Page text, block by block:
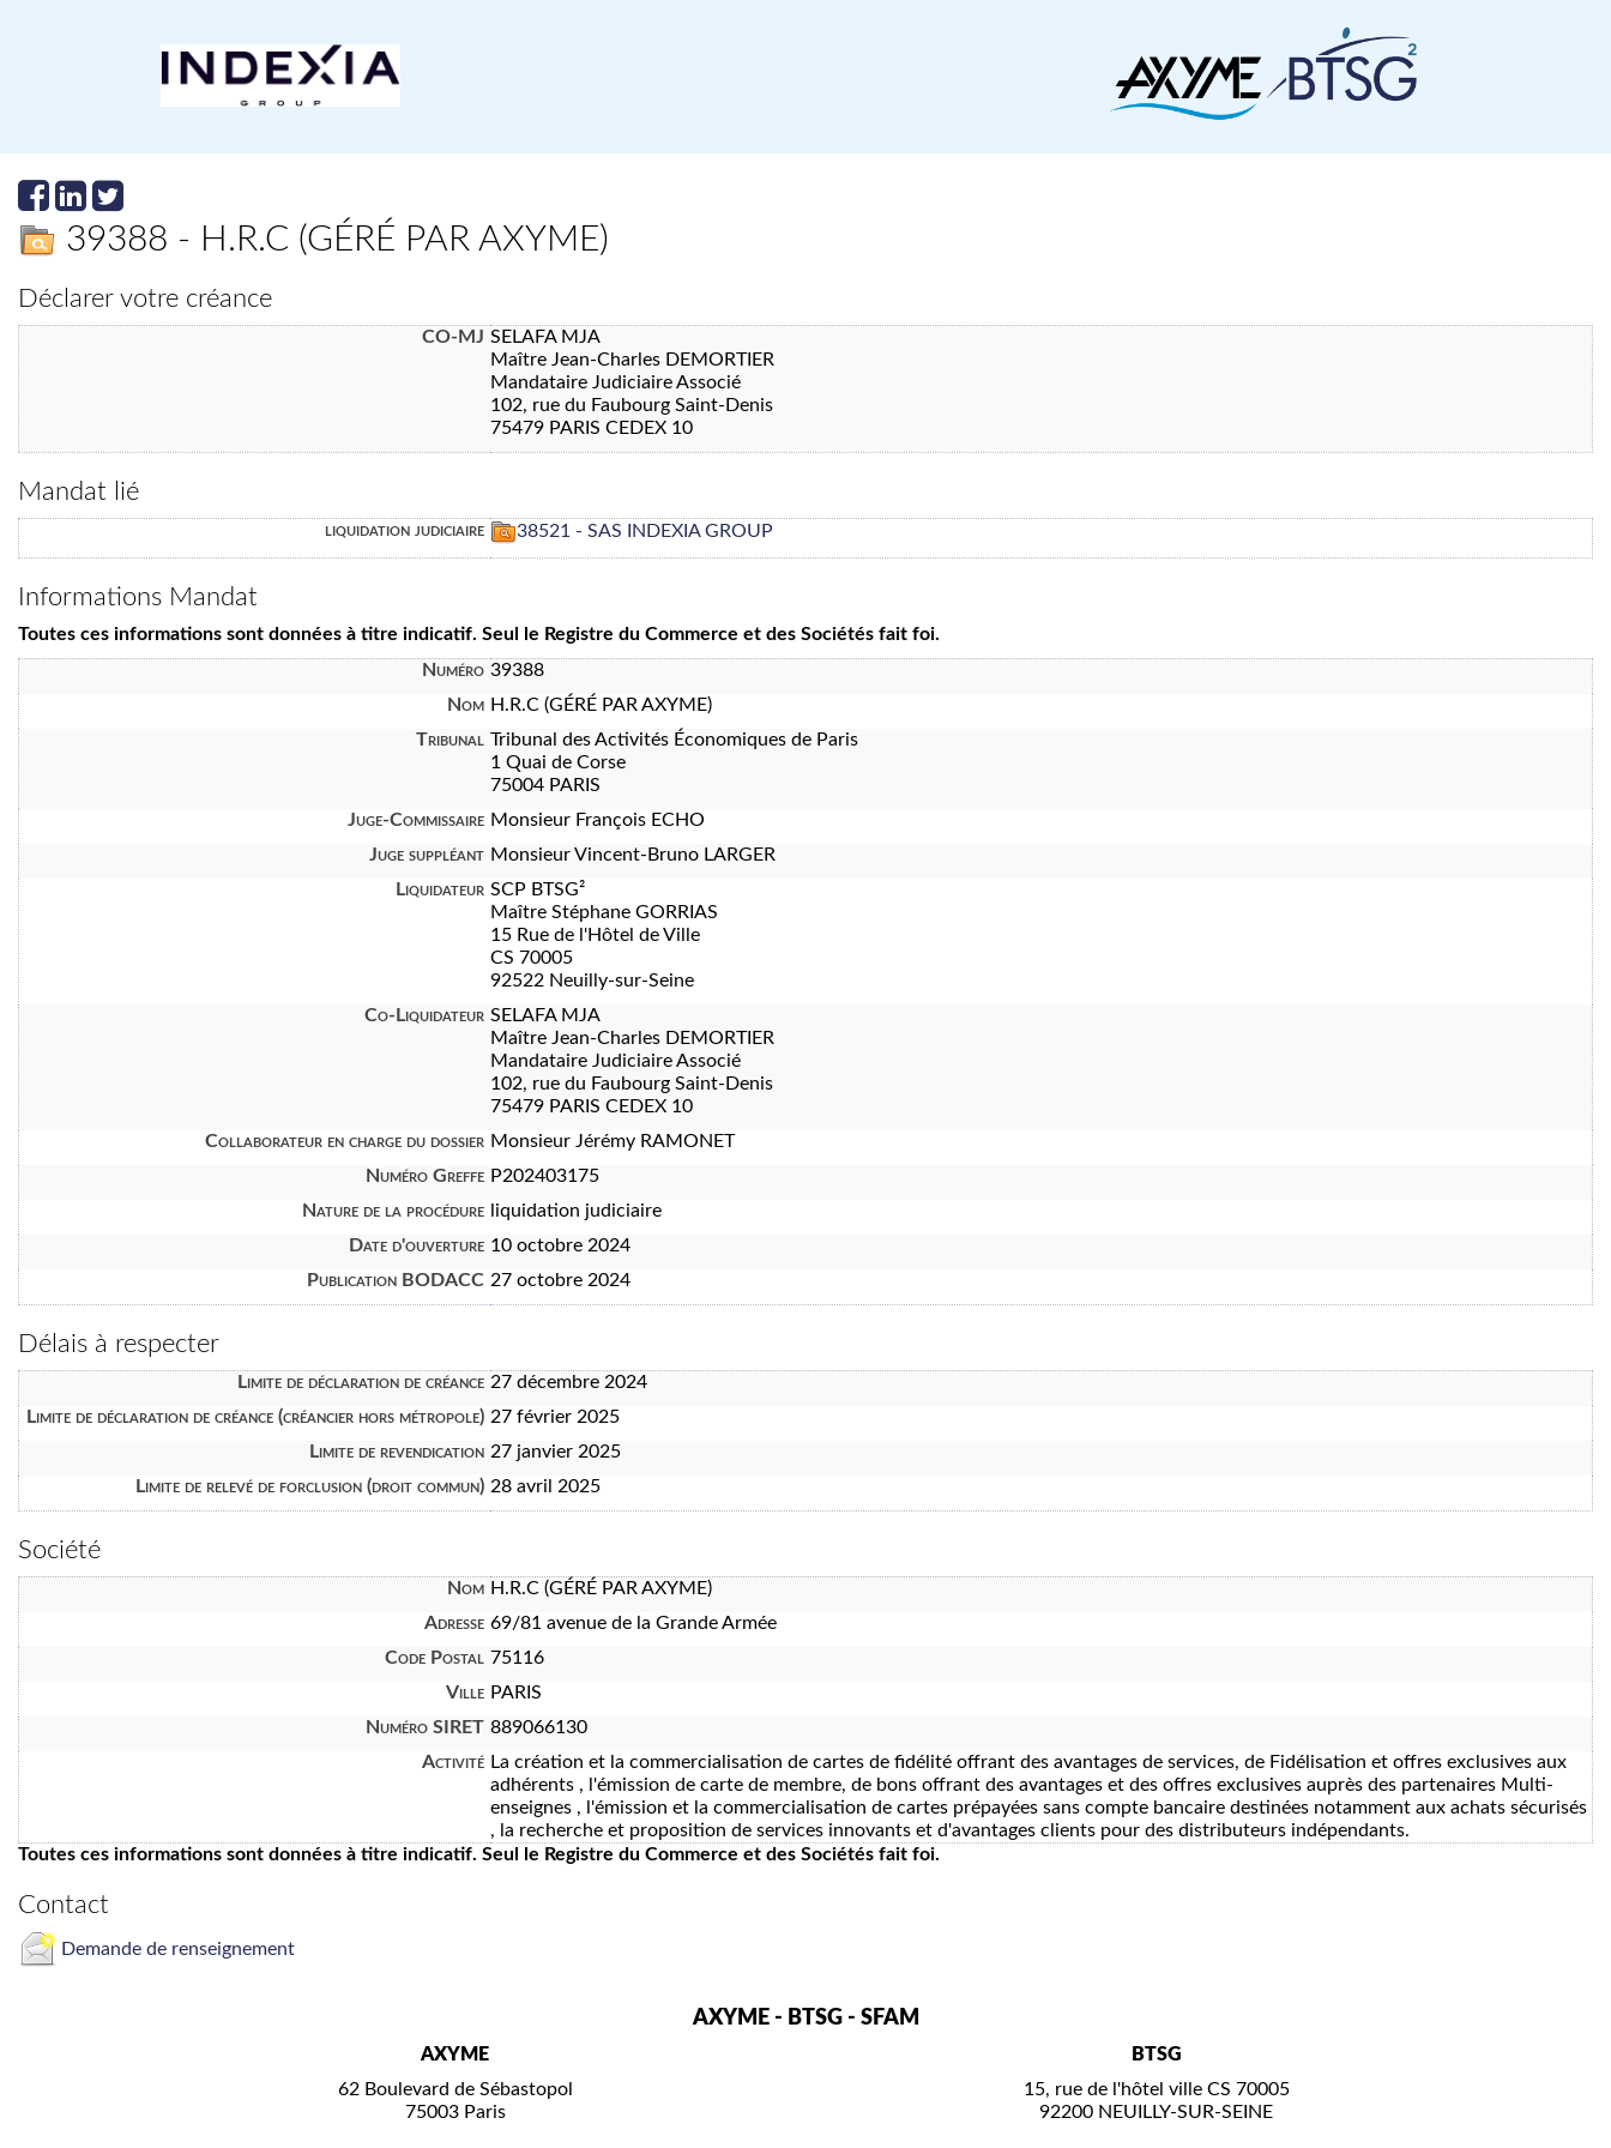
39388 - H.R.C (GÉRÉ PAR AXYME)
Déclarer votre créance
CO-MJ SELAFA MJA
Maître Jean-Charles DEMORTIER
Mandataire Judiciaire Associé
102, rue du Faubourg Saint-Denis
75479 PARIS CEDEX 10
Mandat lié
liquidation judiciaire 38521 - SAS INDEXIA GROUP
Informations Mandat
Toutes ces informations sont données à titre indicatif. Seul le Registre du Commerce et des Sociétés fait foi.
Numéro 39388
Nom H.R.C (GÉRÉ PAR AXYME)
Tribunal Tribunal des Activités Économiques de Paris
1 Quai de Corse
75004 PARIS
Juge-Commissaire Monsieur François ECHO
Juge suppléant Monsieur Vincent-Bruno LARGER
Liquidateur SCP BTSG²
Maître Stéphane GORRIAS
15 Rue de l'Hôtel de Ville
CS 70005
92522 Neuilly-sur-Seine
Co-Liquidateur SELAFA MJA
Maître Jean-Charles DEMORTIER
Mandataire Judiciaire Associé
102, rue du Faubourg Saint-Denis
75479 PARIS CEDEX 10
Collaborateur en charge du dossier Monsieur Jérémy RAMONET
Numéro Greffe P202403175
Nature de la procédure
liquidation judiciaire
Date d'ouverture 10 octobre 2024
Publication BODACC 27 octobre 2024
Délais à respecter
Limite de déclaration de créance 27 décembre 2024
Limite de déclaration de créance (créancier hors métropole) 27 février 2025
Limite de revendication 27 janvier 2025
Limite de relevé de forclusion (droit commun) 28 avril 2025
Société
Nom H.R.C (GÉRÉ PAR AXYME)
Adresse 69/81 avenue de la Grande Armée
Code Postal 75116
Ville PARIS
Numéro SIRET 889066130
Activité La création et la commercialisation de cartes de fidélité offrant des avantages de services, de Fidélisation et offres exclusives aux
adhérents , l'émission de carte de membre, de bons offrant des avantages et des offres exclusives auprès des partenaires Multi-
enseignes , l'émission et la commercialisation de cartes prépayées sans compte bancaire destinées notamment aux achats sécurisés
, la recherche et proposition de services innovants et d'avantages clients pour des distributeurs indépendants.
Toutes ces informations sont données à titre indicatif. Seul le Registre du Commerce et des Sociétés fait foi.
Contact
Demande de renseignement
AXYME - BTSG - SFAM
AXYME
62 Boulevard de Sébastopol
75003 Paris
BTSG
15, rue de l'hôtel ville CS 70005
92200 NEUILLY-SUR-SEINE